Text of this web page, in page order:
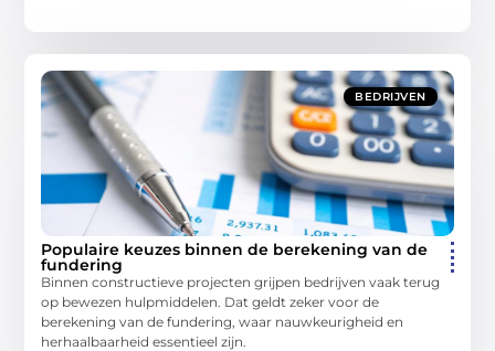
BEDRIJVEN
Populaire keuzes binnen de berekening van de
fundering
Binnen constructieve projecten grijpen bedrijven vaak terug
op bewezen hulpmiddelen. Dat geldt zeker voor de
berekening van de fundering, waar nauwkeurigheid en
herhaalbaarheid essentieel zijn.